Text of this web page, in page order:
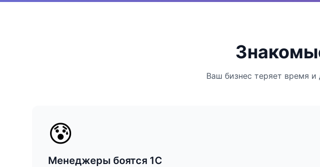
Ваш бизнес теряет время и
😰
Менеджеры боятся 1С